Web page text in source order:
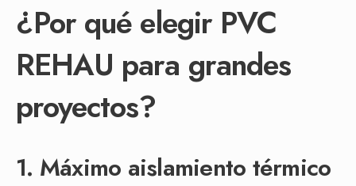
¿Por qué elegir PVC
REHAU para grandes
proyectos?
1. Máximo aislamiento térmico